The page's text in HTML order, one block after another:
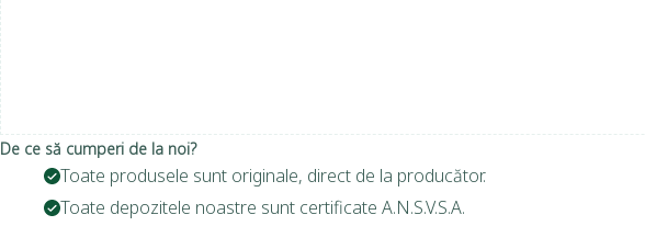
De ce să cumperi de la noi?
Toate produsele sunt originale, direct de la producător.
Toate depozitele noastre sunt certificate A.N.S.V.S.A.